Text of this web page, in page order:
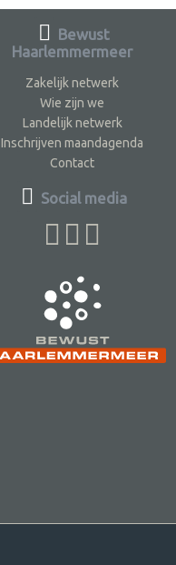
Bewust
Haarlemmermeer
Zakelijk netwerk
Wie zijn we
Landelijk netwerk
Inschrijven maandagenda
Contact
Social media